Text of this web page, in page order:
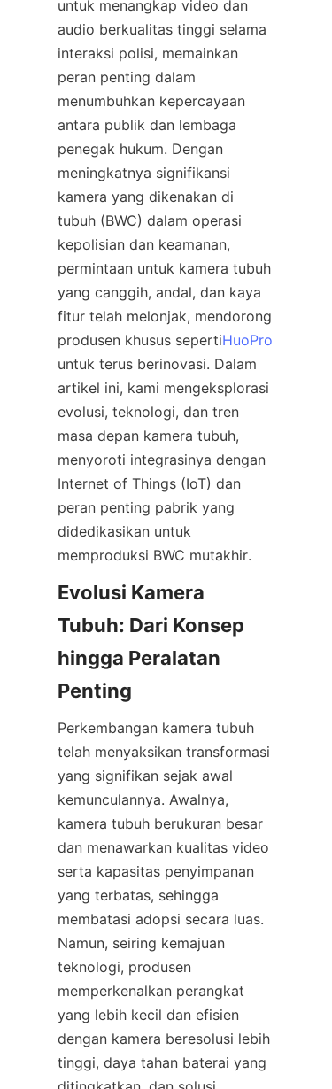
untuk menangkap video dan
audio berkualitas tinggi selama
interaksi polisi, memainkan
peran penting dalam
menumbuhkan kepercayaan
antara publik dan lembaga
penegak hukum. Dengan
meningkatnya signifikansi
kamera yang dikenakan di
tubuh (BWC) dalam operasi
kepolisian dan keamanan,
permintaan untuk kamera tubuh
yang canggih, andal, dan kaya
fitur telah melonjak, mendorong
produsen khusus sepertiHuoPro
untuk terus berinovasi. Dalam
artikel ini, kami mengeksplorasi
evolusi, teknologi, dan tren
masa depan kamera tubuh,
menyoroti integrasinya dengan
Internet of Things (IoT) dan
peran penting pabrik yang
didedikasikan untuk
Evolusi Kamera
Tubuh: Dari Konsep
hingga Peralatan
Perkembangan kamera tubuh
telah menyaksikan transformasi
yang signifikan sejak awal
kemunculannya. Awalnya,
kamera tubuh berukuran besar
dan menawarkan kualitas video
serta kapasitas penyimpanan
yang terbatas, sehingga
membatasi adopsi secara luas.
Namun, seiring kemajuan
teknologi, produsen
memperkenalkan perangkat
yang lebih kecil dan efisien
dengan kamera beresolusi lebih
tinggi, daya tahan baterai yang